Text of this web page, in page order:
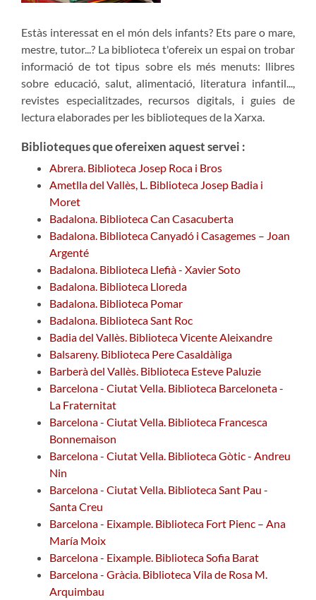
Estàs interessat en el món dels infants? Ets pare o mare,
mestre, tutor...? La biblioteca t'ofereix un espai on trobar
informació de tot tipus sobre els més menuts: llibres
sobre educació, salut, alimentació, literatura infantil...,
revistes especialitzades, recursos digitals, i guies de
lectura elaborades per les biblioteques de la Xarxa.
Biblioteques que ofereixen aquest servei :
Abrera. Biblioteca Josep Roca i Bros
Ametlla del Vallès, L. Biblioteca Josep Badia i
Moret
Badalona. Biblioteca Can Casacuberta
Badalona. Biblioteca Canyadó i Casagemes – Joan
Argenté
Badalona. Biblioteca Llefià - Xavier Soto
Badalona. Biblioteca Lloreda
Badalona. Biblioteca Pomar
Badalona. Biblioteca Sant Roc
Badia del Vallès. Biblioteca Vicente Aleixandre
Balsareny. Biblioteca Pere Casaldàliga
Barberà del Vallès. Biblioteca Esteve Paluzie
Barcelona - Ciutat Vella. Biblioteca Barceloneta -
La Fraternitat
Barcelona - Ciutat Vella. Biblioteca Francesca
Bonnemaison
Barcelona - Ciutat Vella. Biblioteca Gòtic - Andreu
Nin
Barcelona - Ciutat Vella. Biblioteca Sant Pau -
Santa Creu
Barcelona - Eixample. Biblioteca Fort Pienc – Ana
María Moix
Barcelona - Eixample. Biblioteca Sofia Barat
Barcelona - Gràcia. Biblioteca Vila de Rosa M.
Arquimbau